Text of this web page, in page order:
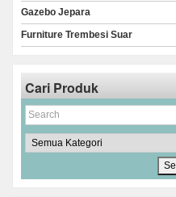
Gazebo Jepara
Furniture Trembesi Suar
Cari Produk